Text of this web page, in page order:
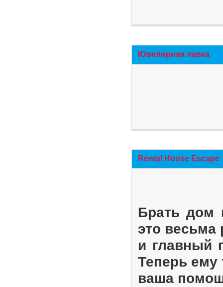
Ювелирная лавка
Rental House Escape
Брать дом
это весьма
и главный
Теперь ему
ваша